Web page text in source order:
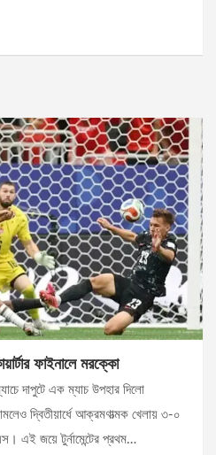
ফাইনালে মরক্কো
দাপুটে এক ম্যাচ উপহার দিলো
দ্বিতীয়ার্ধে আক্রমণাত্মক খেলায় ৩-০
এই জয়ে টুর্নামেন্টের প্রথম…